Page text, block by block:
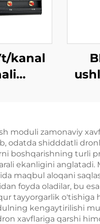
kanal
moduli zamonaviy
odatda shidddatli
boshqarishning turli
ekanligini
maqbul aloqani
foyda oladilar, bu
tayyorgarlik o'tishiga
kengaytirilishi
xavflariga qarshi